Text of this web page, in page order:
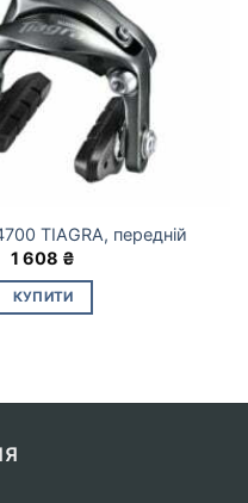
TIAGRA, передній
1 608 ₴
КУПИТИ